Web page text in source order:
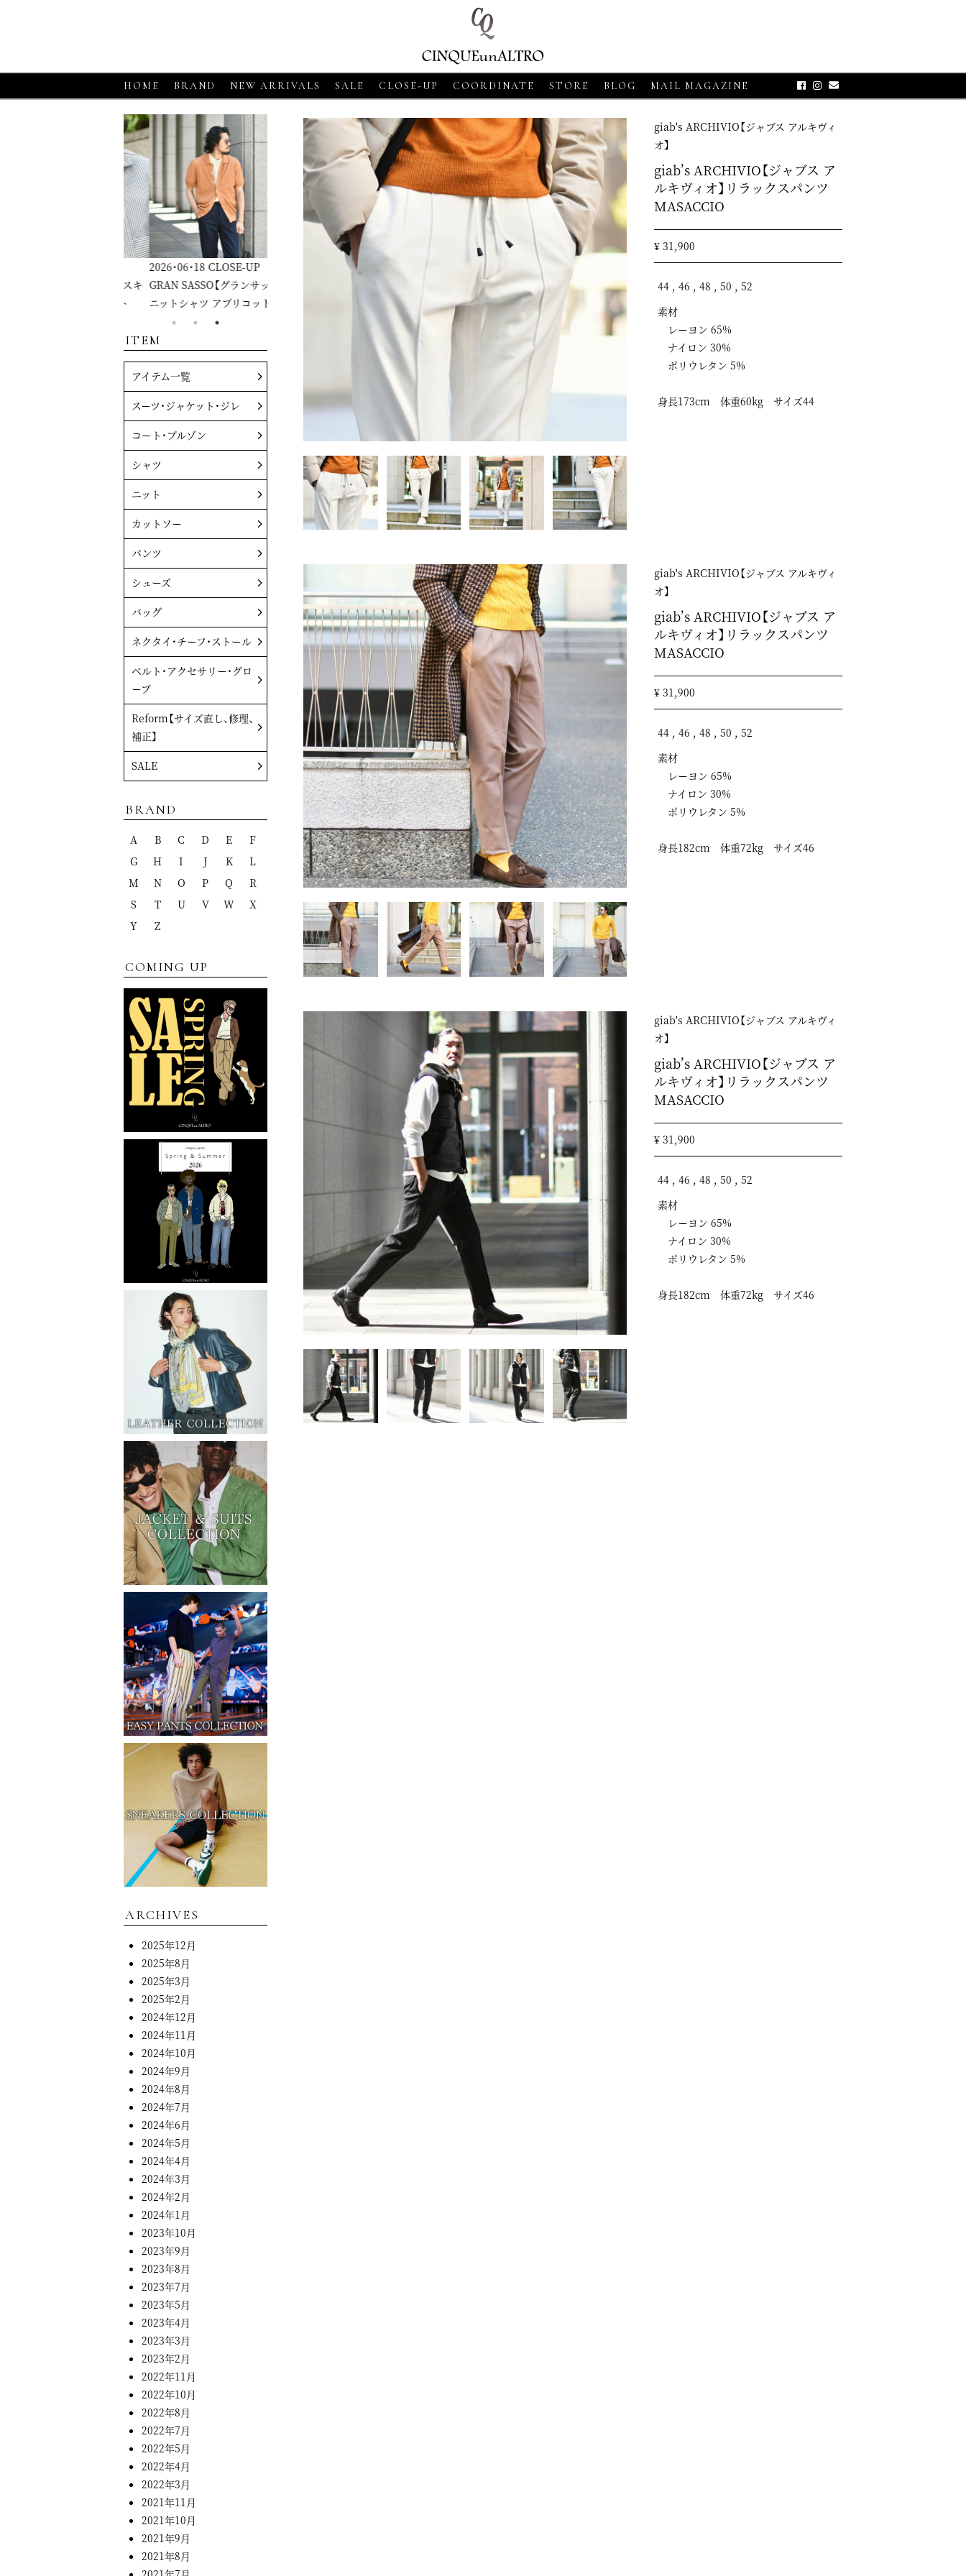
HOME BRAND NEW ARRIVALS SALE CLOSE-UP COORDINATE STORE BLOG MAIL MAGAZINE
giab's ARCHIVIO【ジャブス アルキヴィ
オ】
giab’s ARCHIVIO【ジャブス ア
ルキヴィオ】リラックスパンツ
MASACCIO
¥ 31,900
44 , 46 , 48 , 50 , 52
素材
レーヨン 65%
ナイロン 30%
ポリウレタン 5%
身長173cm 体重60kg サイズ44
giab's ARCHIVIO【ジャブス アルキヴィ
オ】
giab’s ARCHIVIO【ジャブス ア
ルキヴィオ】リラックスパンツ
MASACCIO
¥ 31,900
44 , 46 , 48 , 50 , 52
素材
レーヨン 65%
ナイロン 30%
ポリウレタン 5%
身長182cm 体重72kg サイズ46
giab's ARCHIVIO【ジャブス アルキヴィ
オ】
giab’s ARCHIVIO【ジャブス ア
ルキヴィオ】リラックスパンツ
MASACCIO
¥ 31,900
44 , 46 , 48 , 50 , 52
素材
レーヨン 65%
ナイロン 30%
ポリウレタン 5%
身長182cm 体重72kg サイズ46
2026・06・18 CLOSE-UP
GRAN SASSO【グランサッソ】
ニットシャツ アプリコット
CLOSE-UP
GRAN SASSO【グランサッソ】
2026・06・18
CLOSE-UP
MORGANO【モルガーノ】スキ
ッパーニットポロ ホワイト
2026・06・18
CLOSE-UP
GRAN SASSO【グランサッソ】
ニットシャツ アプリコット
ITEM
アイテム一覧
スーツ・ジャケット・ジレ
コート・ブルゾン
シャツ
ニット
カットソー
パンツ
シューズ
バッグ
ネクタイ・チーフ・ストール
ベルト・アクセサリー・グロ
ーブ
Reform【サイズ直し、修理、
補正】
SALE
BRAND
A B C D E
F
G
H I J K
L
M
N O P Q
R
S
T U V W
X
Y
Z
COMING UP
ARCHIVES
2025年12月
2025年8月
2025年3月
2025年2月
2024年12月
2024年11月
2024年10月
2024年9月
2024年8月
2024年7月
2024年6月
2024年5月
2024年4月
2024年3月
2024年2月
2024年1月
2023年10月
2023年9月
2023年8月
2023年7月
2023年5月
2023年4月
2023年3月
2023年2月
2022年11月
2022年10月
2022年8月
2022年7月
2022年5月
2022年4月
2022年3月
2021年11月
2021年10月
2021年9月
2021年8月